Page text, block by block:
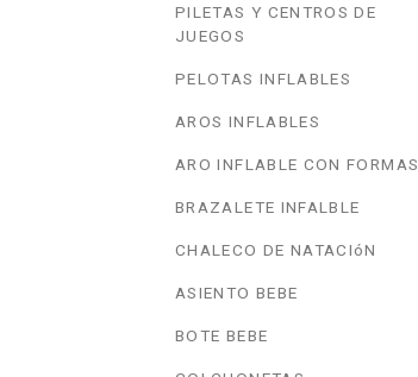
PILETAS Y CENTROS DE
JUEGOS
PELOTAS INFLABLES
AROS INFLABLES
ARO INFLABLE CON FORMAS
BRAZALETE INFALBLE
CHALECO DE NATACIóN
ASIENTO BEBE
BOTE BEBE